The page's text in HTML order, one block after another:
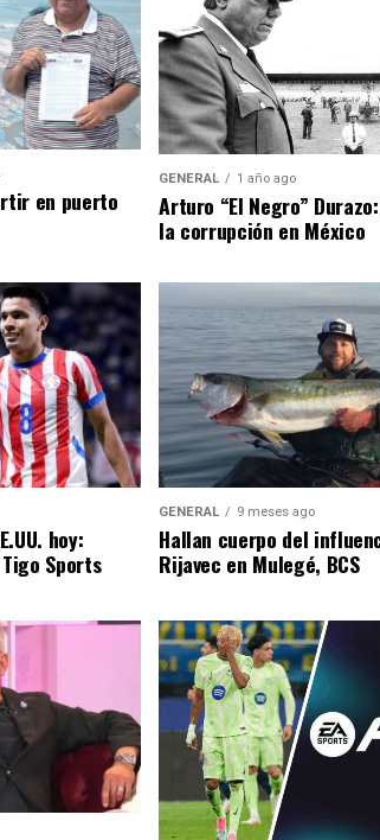
en puerto
GENERAL 1 año ago
Arturo “El Negro”
la corrupción en México
hoy:
Sports
GENERAL 9 meses ago
Hallan cuerpo del
Rijavec en Mulegé, BCS